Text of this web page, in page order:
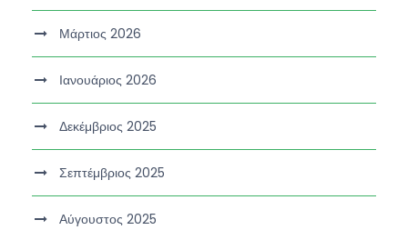
Μάρτιος 2026
Ιανουάριος 2026
Δεκέμβριος 2025
Σεπτέμβριος 2025
Αύγουστος 2025